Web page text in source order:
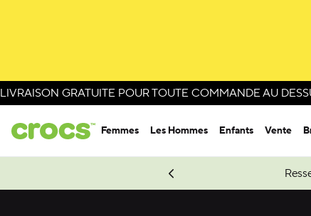
LIVRAISON GRATUITE POUR TOUTE COMMANDE AU
Femmes Les Hommes Enfants Vente
Magasinez Spider-Man